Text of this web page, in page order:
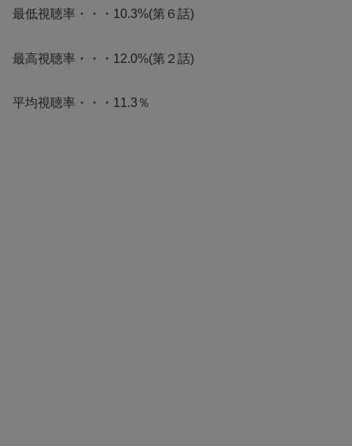
最低視聴率・・・10.3%(第６話)
最高視聴率・・・12.0%(第２話)
平均視聴率・・・11.3％